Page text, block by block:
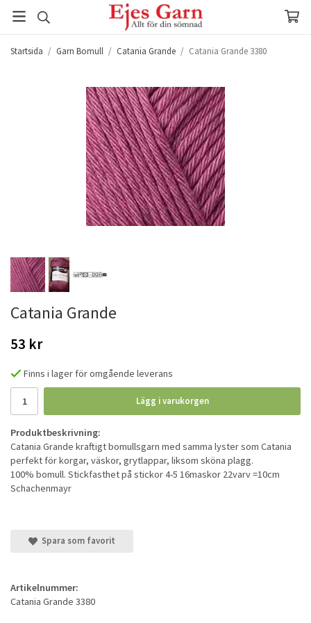
Startsida / Garn Bomull / Catania Grande / Catania Grande 3380
Catania Grande
53 kr
Finns i lager för omgående leverans
Lägg i varukorgen
Produktbeskrivning:
Catania Grande kraftigt bomullsgarn med samma lyster som Catania
perfekt för korgar, väskor, grytlappar, liksom sköna plagg.
100% bomull. Stickfasthet på stickor 4-5 16maskor 22varv =10cm
Schachenmayr
Spara som favorit
Artikelnummer:
Catania Grande 3380